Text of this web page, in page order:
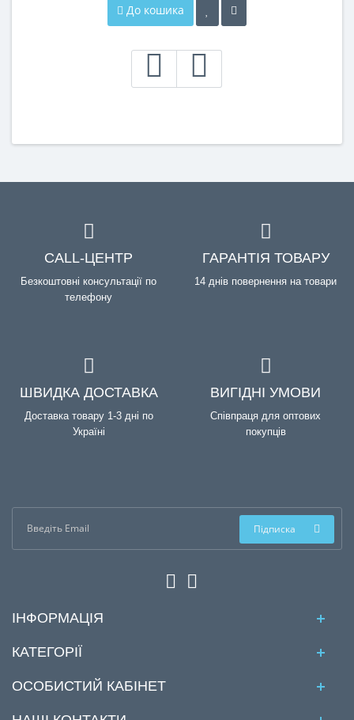
До кошика
CALL-ЦЕНТР
Безкоштовні консультації по
телефону
ГАРАНТІЯ ТОВАРУ
14 днів повернення на товари
ШВИДКА ДОСТАВКА
Доставка товару 1-3 дні по
Україні
ВИГІДНІ УМОВИ
Співпраця для оптових
покупців
Підписка
ІНФОРМАЦІЯ
КАТЕГОРІЇ
ОСОБИСТИЙ КАБІНЕТ